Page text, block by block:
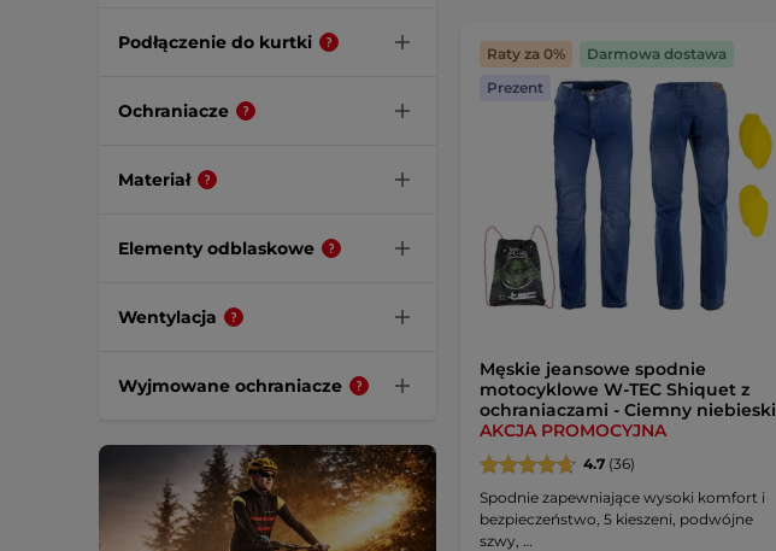
Podłączenie do kurtki
Ochraniacze
Materiał
Elementy odblaskowe
Wentylacja
Wyjmowane ochraniacze
Raty za 0%
Darmowa dostawa
Prezent
Męskie jeansowe spodnie
motocyklowe W-TEC Shiquet z
ochraniaczami - Ciemny niebieski
AKCJA PROMOCYJNA
4.7 (36)
Spodnie zapewniające wysoki komfort i
bezpieczeństwo, 5 kieszeni, podwójne
szwy, …